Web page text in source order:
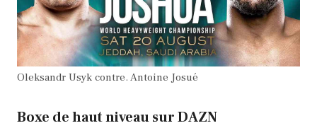
Oleksandr Usyk contre. Antoine Josué
Boxe de haut niveau sur DAZN